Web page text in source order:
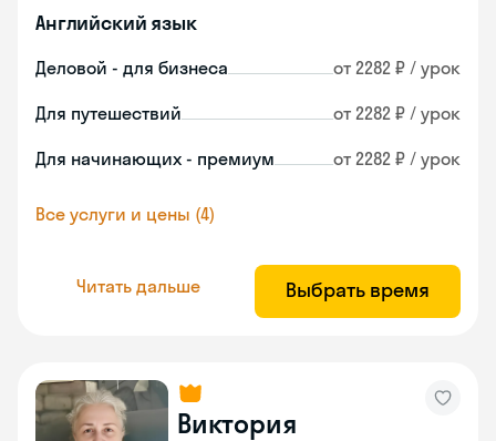
Английский язык
Деловой - для бизнеса от 2282 ₽ / урок
Для путешествий от 2282 ₽ / урок
Для начинающих - премиум от 2282 ₽ / урок
Все услуги и цены (4)
Читать дальше Выбрать время
Виктория